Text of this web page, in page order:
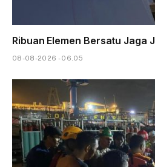
Ribuan Elemen Bersatu Jaga
08-08-2026 - 06.05